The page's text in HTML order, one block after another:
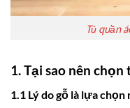
Tủ quần
1. Tại sao nên
1.1 Lý do gỗ là lựa